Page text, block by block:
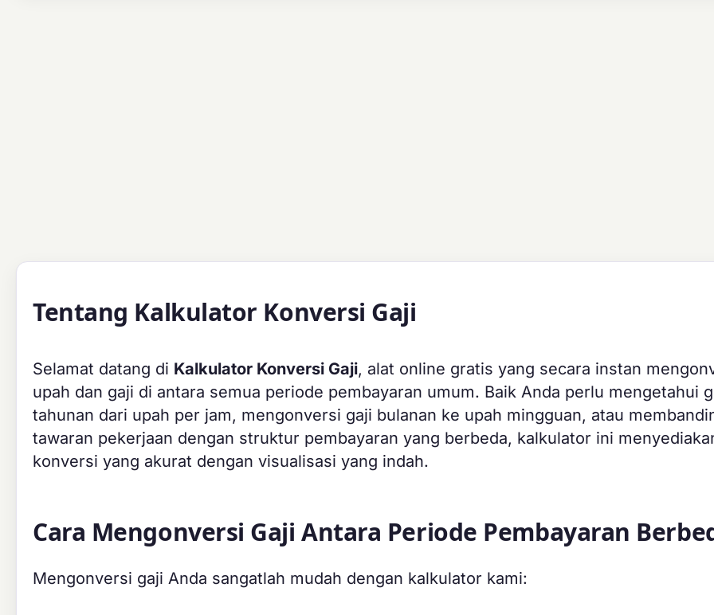
Tentang Kalkulator Konversi Gaji
Selamat datang di Kalkulator Konversi Gaji, alat online gratis yang secara instan
upah dan gaji di antara semua periode pembayaran umum. Baik Anda perlu mengetahui
tahunan dari upah per jam, mengonversi gaji bulanan ke upah mingguan, atau
tawaran pekerjaan dengan struktur pembayaran yang berbeda, kalkulator ini
konversi yang akurat dengan visualisasi yang indah.
Cara Mengonversi Gaji Antara Periode Pembayaran
Mengonversi gaji Anda sangatlah mudah dengan kalkulator kami: